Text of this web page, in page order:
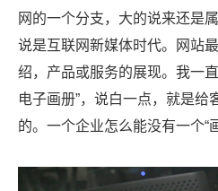
网的一个分支，大的说来还是
说是互联网新媒体时代。网站
绍，产品或服务的展现。我一
电子画册”，说白一点，就是给
的。一个企业怎么能没有一个“